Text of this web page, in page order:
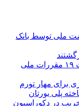
واحد نهضت ملی توسط بانک
تمدید اجرای همزمان دو ویرایش مبحث ۱۹ مقررات ملی
برای مهار تورم
پلی یورتان
در دکوراسیون